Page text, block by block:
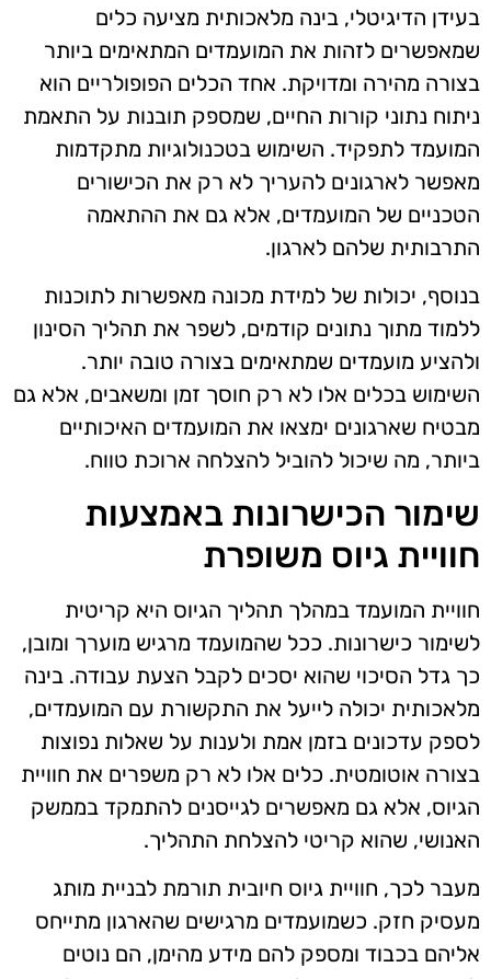
בעידן הדיגיטלי, בינה מלאכותית מציעה כלים
שמאפשרים לזהות את המועמדים המתאימים ביותר
בצורה מהירה ומדויקת. אחד הכלים הפופולריים הוא
ניתוח נתוני קורות החיים, שמספק תובנות על התאמת
המועמד לתפקיד. השימוש בטכנולוגיות מתקדמות
מאפשר לארגונים להעריך לא רק את הכישורים
הטכניים של המועמדים, אלא גם את ההתאמה
התרבותית שלהם לארגון.
בנוסף, יכולות של למידת מכונה מאפשרות לתוכנות
ללמוד מתוך נתונים קודמים, לשפר את תהליך הסינון
ולהציע מועמדים שמתאימים בצורה טובה יותר.
השימוש בכלים אלו לא רק חוסך זמן ומשאבים, אלא גם
מבטיח שארגונים ימצאו את המועמדים האיכותיים
ביותר, מה שיכול להוביל להצלחה ארוכת טווח.
שימור הכישרונות באמצעות
חוויית גיוס משופרת
חוויית המועמד במהלך תהליך הגיוס היא קריטית
לשימור כישרונות. ככל שהמועמד מרגיש מוערך ומובן,
כך גדל הסיכוי שהוא יסכים לקבל הצעת עבודה. בינה
מלאכותית יכולה לייעל את התקשורת עם המועמדים,
לספק עדכונים בזמן אמת ולענות על שאלות נפוצות
בצורה אוטומטית. כלים אלו לא רק משפרים את חוויית
הגיוס, אלא גם מאפשרים לגייסנים להתמקד בממשק
האנושי, שהוא קריטי להצלחת התהליך.
מעבר לכך, חוויית גיוס חיובית תורמת לבניית מותג
מעסיק חזק. כשמועמדים מרגישים שהארגון מתייחס
אליהם בכבוד ומספק להם מידע מהימן, הם נוטים